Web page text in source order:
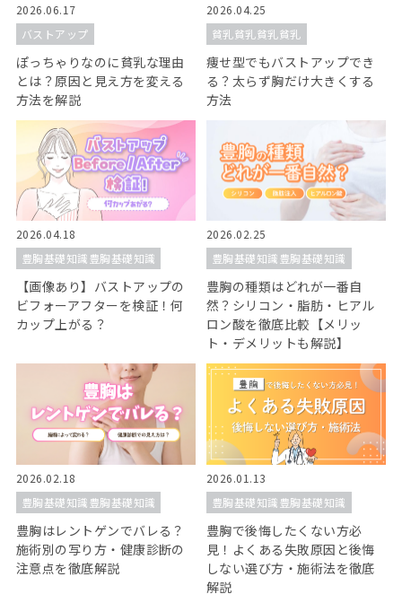
2026.06.17
バストアップ
ぽっちゃりなのに貧乳な理由
とは？原因と見え方を変える
方法を解説
2026.04.25
貧乳貧乳貧乳貧乳
痩せ型でもバストアップでき
る？太らず胸だけ大きくする
方法
2026.04.18
豊胸基礎知識豊胸基礎知識
【画像あり】バストアップの
ビフォーアフターを検証！何
カップ上がる？
2026.02.25
豊胸基礎知識豊胸基礎知識
豊胸の種類はどれが一番自
然？シリコン・脂肪・ヒアル
ロン酸を徹底比較【メリッ
ト・デメリットも解説】
2026.02.18
豊胸基礎知識豊胸基礎知識
豊胸はレントゲンでバレる？
施術別の写り方・健康診断の
注意点を徹底解説
2026.01.13
豊胸基礎知識豊胸基礎知識
豊胸で後悔したくない方必
見！よくある失敗原因と後悔
しない選び方・施術法を徹底
解説